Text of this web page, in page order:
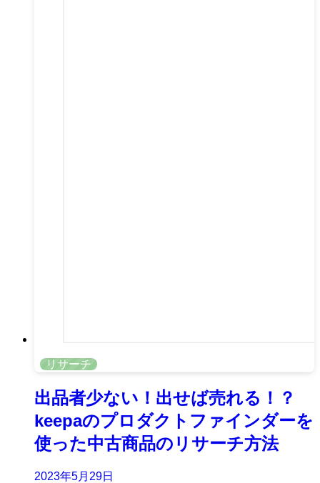
リサーチ
出品者少ない！出せば売れる！？
keepaのプロダクトファインダーを
使った中古商品のリサーチ方法
2023年5月29日